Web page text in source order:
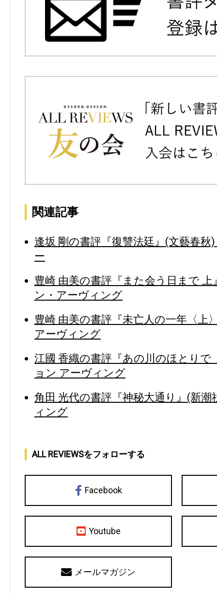
関連記事
逢坂 剛の書評『復讐法廷』(文藝春
ー
豊崎 由美の書評『また会う日まで
ン・アーヴィング
豊崎 由美の書評『未亡人の一年〈上
アーヴィング
江國 香織の書評『あの川のほとりで
ョン アーヴィング
角田 光代の書評『神秘大通り』(新
ィング
ALL REVIEWSをフォローする
Facebook
Youtube
メールマガジン